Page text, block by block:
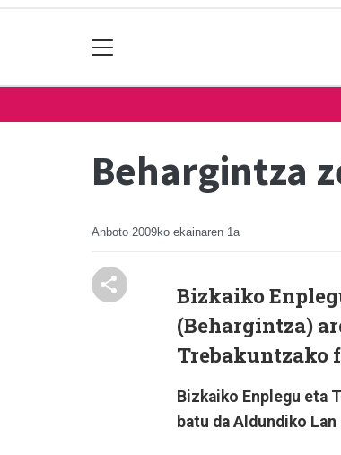
Behargintza
Anboto 2009ko ekainaren 1a
Bizkaiko
(Behargintza)
Trebakuntzako
Bizkaiko Enplegu eta
batu da Aldundiko